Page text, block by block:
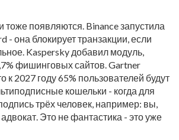
тоже появляются. Binance запустила
- она блокирует транзакции, если
Kaspersky добавил модуль,
фишинговых сайтов. Gartner
к 2027 году 65% пользователей будут
кошельки - когда для
трёх человек, например: вы,
Это не фантастика - это уже